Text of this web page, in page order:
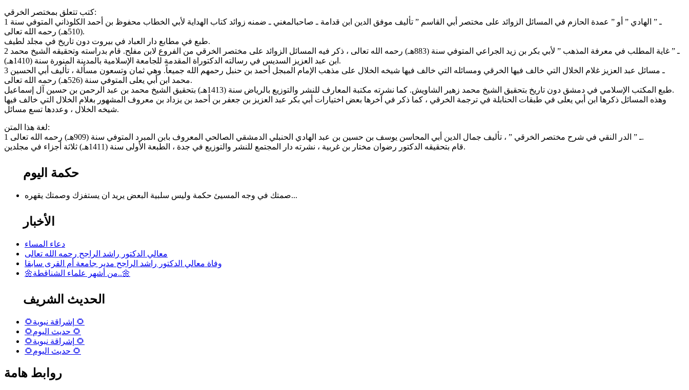
كتب تتعلق بمختصر الخرقي:
1 ـ ” الهادي ” أو ” عمدة الحازم في المسائل الزوائد على مختصر أبي القاسم ” تأليف موفق الدين ابن قدامة ـ صاحبالمغني ـ ضمنه زوائد كتاب الهداية لأبي الخطاب محفوظ بن أحمد الكلوذاني المتوفي سنة
(510هـ) رحمه الله تعالى.
طبع في مطابع دار العباد في بيروت دون تاريخ في مجلد لطيف.
2 ـ ” غاية المطلب في معرفة المذهب ” لأبي بكر بن زيد الجراعي المتوفي سنة (883هـ) رحمه الله تعالى ، ذكر فيه المسائل الزوائد على مختصر الخرقي من الفروع لابن مفلح. قام بدراسته وتحقيقه الشيخ محمد
ابن عبد العزيز السديس في رسالته الدكتوراة المقدمة للجامعة الإسلامية بالمدينة المنورة سنة (1410هـ).
3 ـ مسائل عبد العزيز غلام الخلال التي خالف فيها الخرقي ومسائله التي خالف فيها شيخه الخلال على مذهب الإمام المبجل أحمد بن حنبل رحمهم الله جميعاً. وهي ثمان وتسعون مسألة ، تأليف أبي الحسين
محمد ابن أبي يعلى المتوفي سنة (526هـ) رحمه الله تعالى.
طبع المكتب الإسلامي في دمشق دون تاريخ بتحقيق الشيخ محمد زهير الشاويش. كما نشرته مكتبة المعارف للنشر والتوزيع بالرياض سنة (1413هـ) بتحقيق الشيخ محمد بن عبد الرحمن بن حسين آل إسماعيل.
وهذه المسائل ذكرها ابن أبي يعلى في طبقات الحنابلة في ترجمة الخرقي ، كما ذكر في آخرها بعض اختيارات أبي بكر عبد العزيز بن جعفر بن أحمد بن يزداد بن معروف المشهور بغلام الخلال التي خالف فيها
شيخه الخلال ، وعددها تسع مسائل.
لغة هذا المتن:
1 ـ ” الدر النقي في شرح مختصر الخرقي ” ، تأليف جمال الدين أبي المحاسن يوسف بن حسين بن عبد الهادي الحنبلي الدمشقي الصالحي المعروف بابن المبرد المتوفي سنة (909هـ) رحمه الله تعالى.
قام بتحقيقه الدكتور رضوان مختار بن غربية ، نشرته دار المجتمع للنشر والتوزيع في جدة ، الطبعة الأولى سنة (1411هـ) ثلاثة أجزاء في مجلدين.
حكمة اليوم
صمتك في وجه المسيئ حكمة وليس سلبية البعض يريد ان يستفزك وصمتك يقهره...
الأخبار
دعاء المساء
معالي الدكتور راشد الراجح رحمه الله تعالى
وفاة معالي الدكتور راشد الراجح مدير جامعة أم القرى سابقا
🌼من أشهر علماء الشناقطة..🌼
الحديث الشريف
🌻إشراقة نبوية 🌻
🌻حديث اليوم 🌻
🌻إشراقة نبوية 🌻
🌻حديث اليوم 🌻
روابط هامة